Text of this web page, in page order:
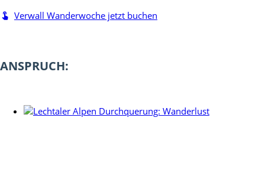
Verwall Wanderwoche jetzt buchen
ANSPRUCH: